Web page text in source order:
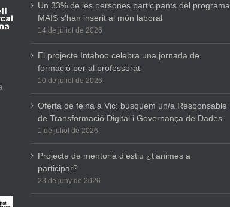
Un 33% de les persones participants del programa
MAIS s’han inserit al món laboral
14 de juliol de 2026
El projecte Intaboo celebra una jornada de
formació per al professorat
10 de juliol de 2026
Oferta de feina a Vic: busquem un/a Responsable
de Transformació Digital i Governança de Dades
1 de juliol de 2026
Projecte de mentoria d’estiu ¿t’animes a
participar?
23 de juny de 2026